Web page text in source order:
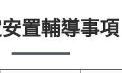
置輔導事項